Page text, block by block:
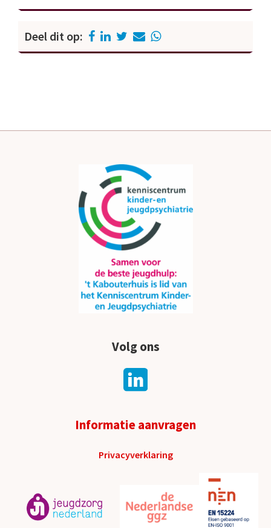
Deel dit op:
Volg ons
Informatie aanvragen
Privacyverklaring